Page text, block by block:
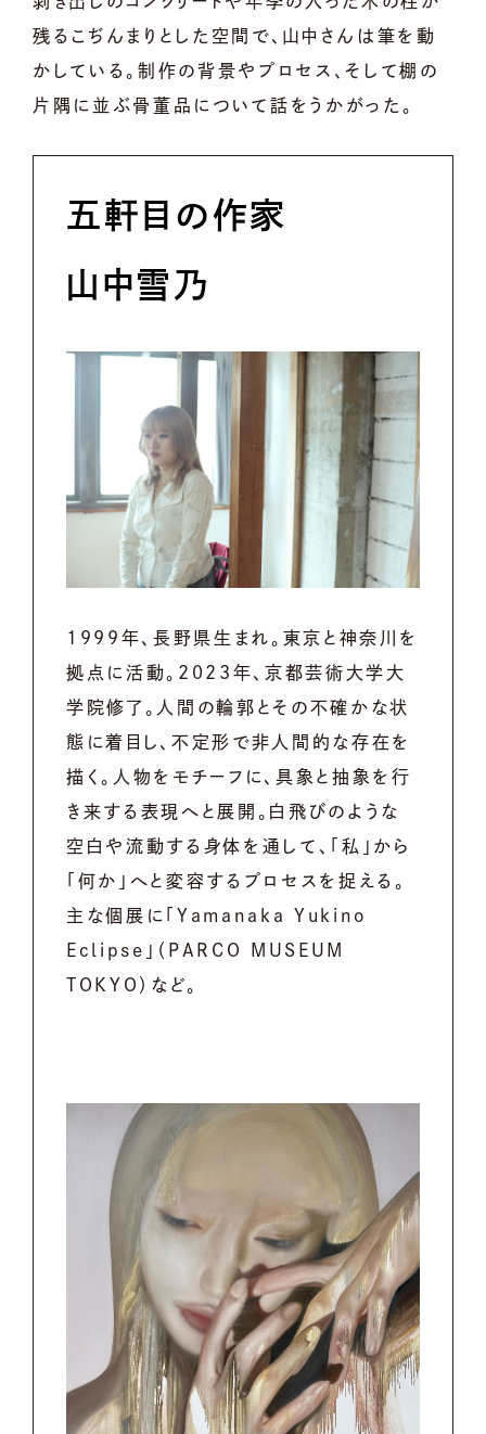
残るこぢんまりとした空間で、山中さんは筆を動
かしている。制作の背景やプロセス、そして棚の
片隅に並ぶ骨董品について話をうかがった。
五軒目の作家
山中雪乃
1999年、長野県生まれ。東京と神奈川を
拠点に活動。2023年、京都芸術大学大
学院修了。人間の輪郭とその不確かな状
態に着目し、不定形で非人間的な存在を
描く。人物をモチーフに、具象と抽象を行
き来する表現へと展開。白飛びのような
空白や流動する身体を通して、「私」から
「何か」へと変容するプロセスを捉える。
主な個展に「Yamanaka Yukino
Eclipse」（PARCO MUSEUM
TOKYO）など。